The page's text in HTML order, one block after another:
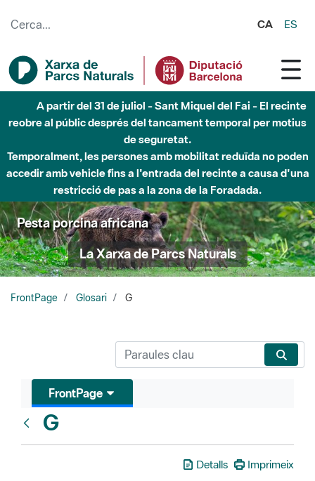
CA ES
A partir del 31 de juliol - Sant Miquel del Fai - El recinte
reobre al públic després del tancament temporal per motius
de seguretat.
Temporalment, les persones amb mobilitat reduïda no poden
accedir amb vehicle fins a l'entrada del recinte a causa d'una
restricció de pas a la zona de la Foradada.
Pesta porcina africana
La Xarxa de Parcs Naturals
FrontPage Glosari G
FrontPage
G
Detalls Imprimeix